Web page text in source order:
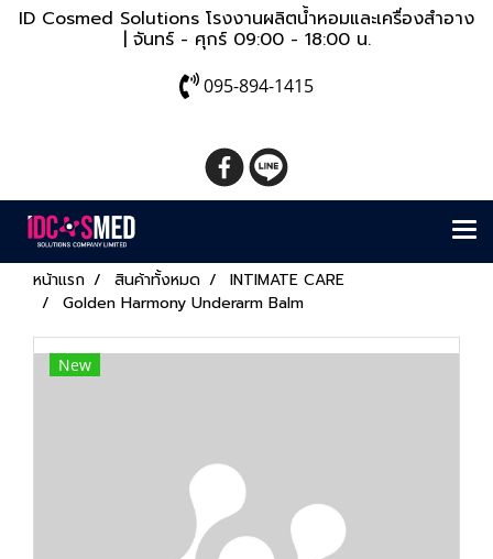
ID Cosmed Solutions โรงงานผลิตน้ำหอมและเครื่องสำอาง
| จันทร์ - ศุกร์ 09:00 - 18:00 น.
095-894-1415
หน้าแรก สินค้าทั้งหมด
INTIMATE CARE
Golden Harmony Underarm Balm
New